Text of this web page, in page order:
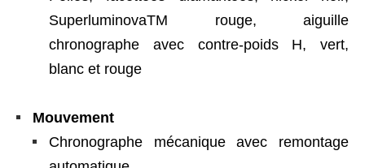
SuperluminovaTM rouge, aiguille
chronographe avec contre-poids H, vert,
blanc et rouge
Mouvement
Chronographe mécanique avec remontage